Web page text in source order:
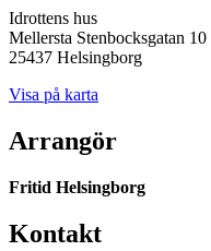
Idrottens hus
Mellersta Stenbocksgatan 10
25437 Helsingborg
Visa på karta
Arrangör
Fritid Helsingborg
Kontakt